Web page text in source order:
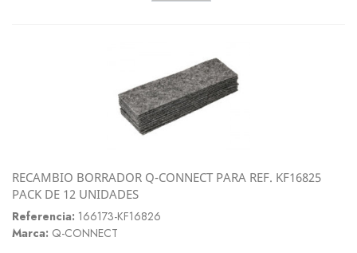
RECAMBIO BORRADOR Q-CONNECT PARA REF. KF16825
PACK DE 12 UNIDADES
Referencia: 166173-KF16826
Marca: Q-CONNECT